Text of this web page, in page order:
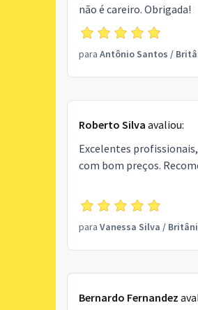
não é careiro. Obrigada!
para Antônio Santos /
Roberto Silva avaliou:
Excelentes
com bom preços.
para Vanessa Silva /
Bernardo Fernandez